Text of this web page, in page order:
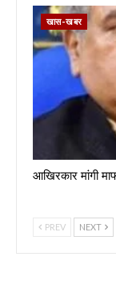
खास-खबर
आखिरकार मांगी
PREV NEXT